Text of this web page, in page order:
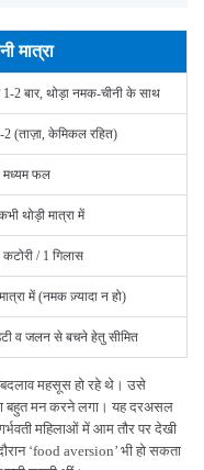
मात्रा
1-2 बार, थोड़ा नमक-चीनी के साथ
2 (ताज़ा, केमिकल रहित)
मध्यम फल
थोड़ी मात्रा में
कटोरी / 1 गिलास
में (नमक ज़्यादा न हो)
व जलन से बचने हेतु सीमित
बदलाव महसूस हो रहे थे। उसे
बहुत मन करने लगा। यह दरअसल
महिलाओं में आम तौर पर देखी
‘food aversion’ भी हो सकता